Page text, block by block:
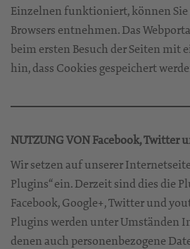
Einzelnen funktioniert, können
Browsers entnehmen. Das
beim ersten Besuch der Seiten mit
hin, dass Cookies gespeichert
NUTZUNG VON Facebook, Twitter
Wir setzen auf unserer
Plugins“ ein. Derzeit sind dies die
Facebook, Google+, Twitter und
Plugins werden unter Umständen
denen auch personenbezogene